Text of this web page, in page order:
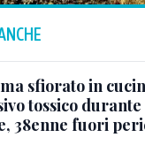
sfiorato in
tossico durante
38enne fuori